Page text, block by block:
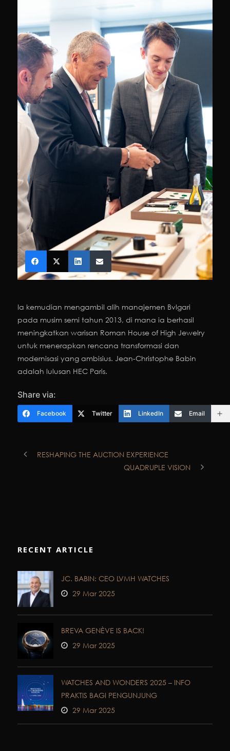
Ia kemudian mengambil alih manajemen Bvlgari
pada musim semi tahun 2013, di mana ia berhasil
meningkatkan warisan Roman House of High Jewelry
untuk menerapkan rencana transformasi dan
modernisasi yang ambisius. Jean-Christophe Babin
adalah lulusan HEC Paris.
Share via:
Facebook Twitter LinkedIn Email
RESHAPING THE AUCTION EXPERIENCE
QUADRUPLE VISION
RECENT ARTICLE
JC. BABIN: CEO LVMH WATCHES
29 Mar 2025
BREVA GENÈVE IS BACK!
29 Mar 2025
WATCHES AND WONDERS 2025 – INFO
PRAKTIS BAGI PENGUNJUNG
29 Mar 2025